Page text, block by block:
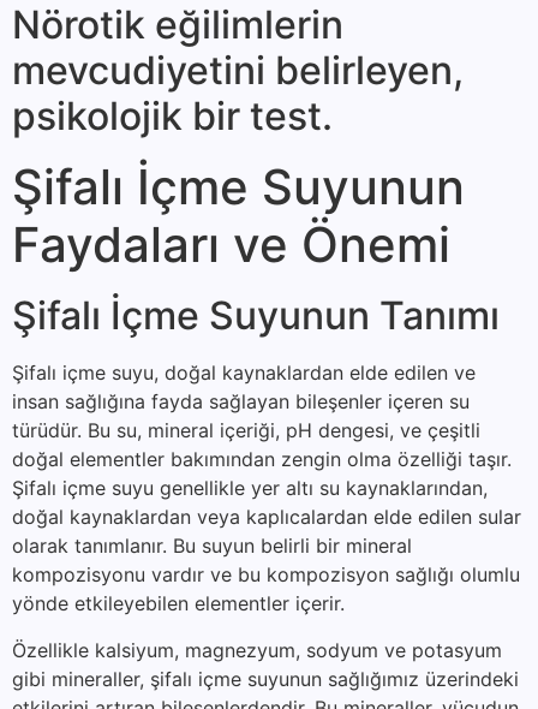
Nörotik eğilimlerin
mevcudiyetini belirleyen,
psikolojik bir test.
Şifalı İçme Suyunun
Faydaları ve Önemi
Şifalı İçme Suyunun Tanımı
Şifalı içme suyu, doğal kaynaklardan elde edilen ve
insan sağlığına fayda sağlayan bileşenler içeren su
türüdür. Bu su, mineral içeriği, pH dengesi, ve çeşitli
doğal elementler bakımından zengin olma özelliği taşır.
Şifalı içme suyu genellikle yer altı su kaynaklarından,
doğal kaynaklardan veya kaplıcalardan elde edilen sular
olarak tanımlanır. Bu suyun belirli bir mineral
kompozisyonu vardır ve bu kompozisyon sağlığı olumlu
yönde etkileyebilen elementler içerir.
Özellikle kalsiyum, magnezyum, sodyum ve potasyum
gibi mineraller, şifalı içme suyunun sağlığımız üzerindeki